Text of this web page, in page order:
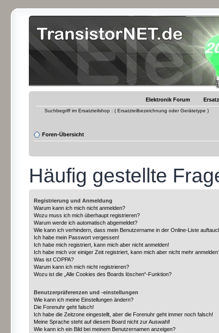
Elektronik Forum
Suchbegriff im Ersatzteilshop : ( Ersatzteilbezeichnung oder Gerätetype )
Foren-Übersicht
Häufig gestellte
Registrierung und Anmeldung
Warum kann ich mich nicht anmelden?
Wozu muss ich mich überhaupt registrieren?
Warum werde ich automatisch abgemeldet?
Wie kann ich verhindern, dass mein Benutzername in der Online-Liste
Ich habe mein Passwort vergessen!
Ich habe mich registriert, kann mich aber nicht anmelden!
Ich habe mich vor einiger Zeit registriert, kann mich aber nicht mehr
Was ist COPPA?
Warum kann ich mich nicht registrieren?
Wozu ist die „Alle Cookies des Boards löschen“-Funktion?
Benutzerpräferenzen und -einstellungen
Wie kann ich meine Einstellungen ändern?
Die Forenuhr geht falsch!
Ich habe die Zeitzone eingestellt, aber die Forenuhr geht immer noch falsch!
Meine Sprache steht auf diesem Board nicht zur Auswahl!
Wie kann ich ein Bild bei meinem Benutzernamen anzeigen?